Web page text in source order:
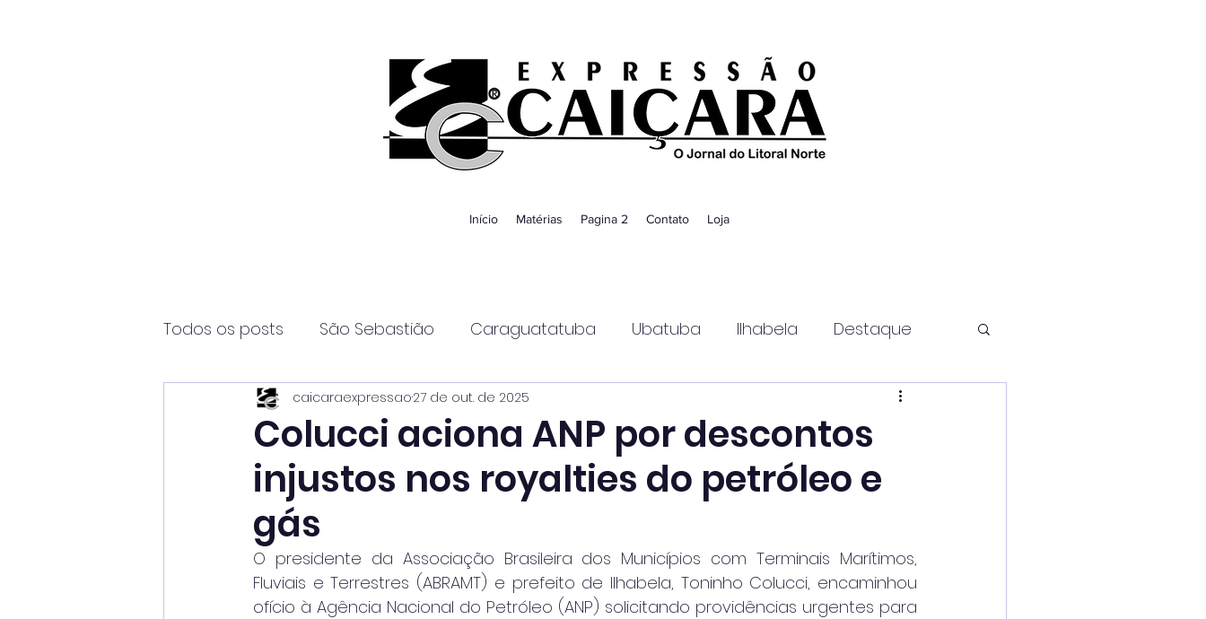
Início Matérias Pagina 2 Contato Loja
Todos os posts São Sebastião Caraguatatuba Ubatuba Ilhabela Destaque
Página2 Itanhaém Guaratinguetá
Colucci aciona ANP por descontos
injustos nos royalties do petróleo e
gás
caicaraexpressao27 de out. de 2025
O presidente da Associação Brasileira dos Municípios com Terminais Marítimos,
Fluviais e Terrestres (ABRAMT) e prefeito de Ilhabela, Toninho Colucci, encaminhou
ofício à Agência Nacional do Petróleo (ANP) solicitando providências urgentes para